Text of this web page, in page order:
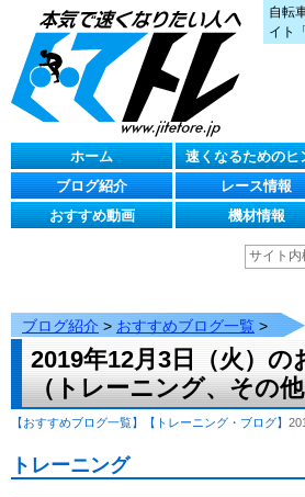
自転
イト
ホーム
速くなるためのヒ
ブログ紹介
レース情報
おすすめ動画
機材情報
ブログ紹介 > おすすめブログ一覧 >
2019年12月3日（火）
（トレーニング、その
【おすすめブログ一覧】 【トレーニング・ブログ】
トレーニング